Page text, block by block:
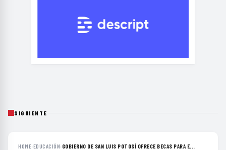
SIGUIENTE
HOME›EDUCACIÓN› GOBIERNO DE SAN LUIS POTOSÍ OFRECE BECAS PARA E...